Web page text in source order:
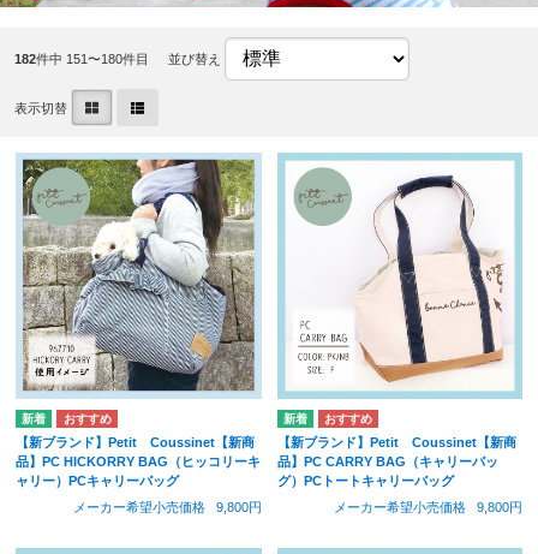
182件中 151〜180件目 並び替え
表示切替
【新ブランド】Petit Coussinet【新商
品】PC HICKORRY BAG（ヒッコリーキ
ャリー）PCキャリーバッグ
メーカー希望小売価格
9,800円
【新ブランド】Petit Coussinet【新商
品】PC CARRY BAG（キャリーバッ
グ）PCトートキャリーバッグ
メーカー希望小売価格
9,800円